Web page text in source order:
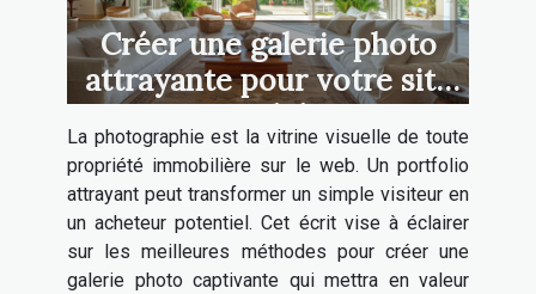
Créer une galerie photo
attrayante pour votre site
immobilier
La photographie est la vitrine visuelle de toute
propriété immobilière sur le web. Un portfolio
attrayant peut transformer un simple visiteur en
un acheteur potentiel. Cet écrit vise à éclairer
sur les meilleures méthodes pour créer une
galerie photo captivante qui mettra en valeur